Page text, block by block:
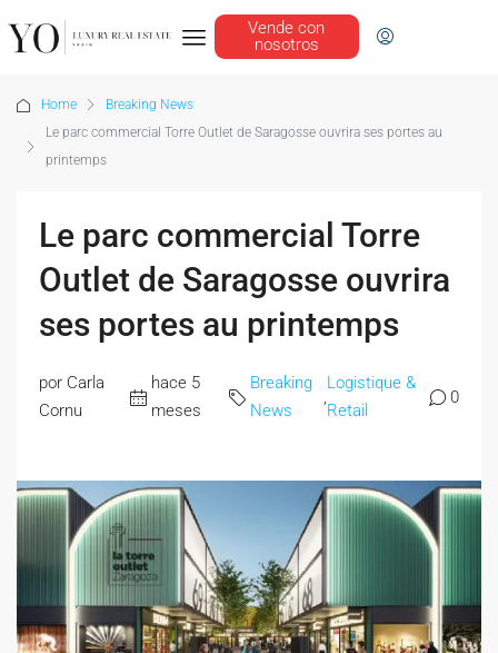
Vende con
nosotros
Home
Breaking News
Le parc commercial Torre Outlet de Saragosse ouvrira ses portes au
printemps
Le parc commercial Torre
Outlet de Saragosse ouvrira
ses portes au printemps
por Carla
Cornu
hace 5
meses
Breaking
News
Logistique &
Retail
0